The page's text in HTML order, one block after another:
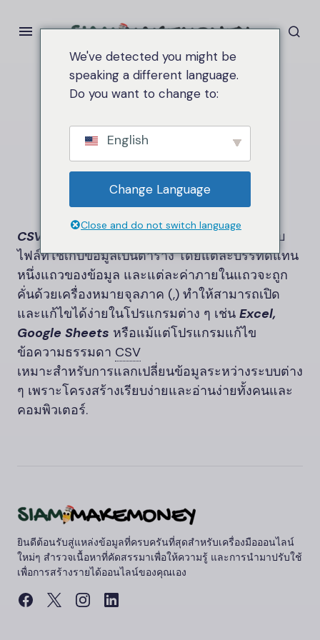
Home CSV
CSV
CSV (Comma-Separated Values)
คือรูปแบบ
ไฟล์ที่ใช้เก็บข้อมูลเป็นตาราง โดยแต่ละบรรทัดแทน
หนึ่งแถวของข้อมูล และแต่ละค่าภายในแถวจะถูก
คั่นด้วยเครื่องหมายจุลภาค (,) ทำให้สามารถเปิด
และแก้ไขได้ง่ายในโปรแกรมต่าง ๆ เช่น Excel,
Google Sheets หรือแม้แต่โปรแกรมแก้ไข
ข้อความธรรมดา CSV
เหมาะสำหรับการแลกเปลี่ยนข้อมูลระหว่างระบบต่าง
ๆ เพราะโครงสร้างเรียบง่ายและอ่านง่ายทั้งคนและ
คอมพิวเตอร์.
ยินดีต้อนรับสู่แหล่งข้อมูลที่ครบครันที่สุดสำหรับเครื่องมือออนไลน์
ใหม่ๆ สำรวจเนื้อหาที่คัดสรรมาเพื่อให้ความรู้ และการนำมาปรับใช้
เพื่อการสร้างรายได้ออนไลน์ของคุณเอง
We've detected you might be
speaking a different language.
Do you want to change to:
English
Change Language
Close and do not switch language